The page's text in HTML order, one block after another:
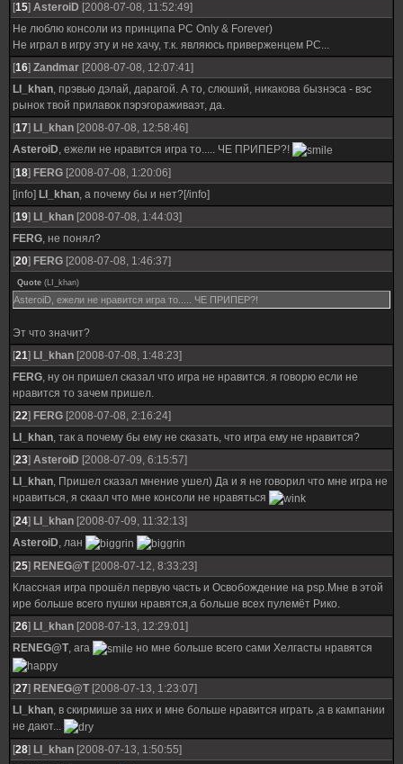
[15] AsteroiD [2008-07-08, 11:52:49]
Не люблю консоли из принципа PC Only & Forever)
Не играл в игру эту и не хачу, т.к. являюсь приверженцем PC...
[16] Zandmar [2008-07-08, 12:07:41]
LI_khan, прэвью дэлай, дарагой. А то, слюший, никакова бызнэса - вэс
рынок твой прилавок пэрэгораживаэт, да.
[17] LI_khan [2008-07-08, 12:58:46]
AsteroiD, ежели не нравится игра то..... ЧЕ ПРИПЕР?!
[18] FERG [2008-07-08, 1:20:06]
[info] LI_khan, а почему бы и нет?[/info]
[19] LI_khan [2008-07-08, 1:44:03]
FERG, не понял?
[20] FERG [2008-07-08, 1:46:37]
Quote (LI_khan)
AsteroiD, ежели не нравится игра то..... ЧЕ ПРИПЕР?!
Эт что значит?
[21] LI_khan [2008-07-08, 1:48:23]
FERG, ну он пришел сказал что игра не нравится. я говорю если не
нравится то зачем пришел.
[22] FERG [2008-07-08, 2:16:24]
LI_khan, так а почему бы ему не сказать, что игра ему не нравится?
[23] AsteroiD [2008-07-09, 6:15:57]
LI_khan, Пришел сказал мнение ушел) Да и я не говорил что мне игра не
нравиться, я скаал что мне консоли не нравяться
[24] LI_khan [2008-07-09, 11:32:13]
AsteroiD, лан
[25] RENEG@T[2008-07-12, 8:33:23]
Классная игра прошёл первую часть и Освобождение на psp.Мне в этой
ире больше всего пушки нравятся,а больше всех пулемёт Рико.
[26] LI_khan [2008-07-13, 12:29:01]
RENEG@T, ага но мне больше всего сами Хелгасты нравятся
[27] RENEG@T[2008-07-13, 1:23:07]
LI_khan, в скирмише за них и мне больше нравится играть ,а в кампании
не дают...
[28] LI_khan [2008-07-13, 1:50:55]